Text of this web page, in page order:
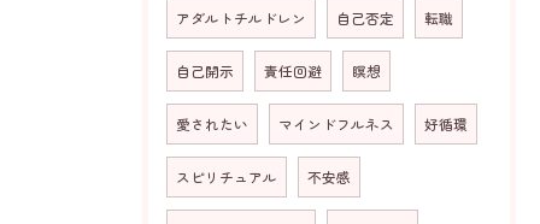
アダルトチルドレン 自己否定 転職
自己開示 責任回避 瞑想
愛されたい マインドフルネス 好循環
スピリチュアル 不安感